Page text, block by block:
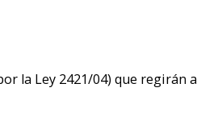
la Ley 2421/04) que regirán a